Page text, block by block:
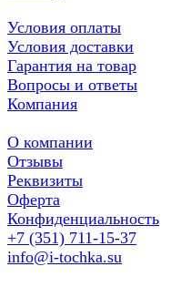
Условия оплаты
Условия доставки
Гарантия на товар
Вопросы и ответы
Компания
О компании
Отзывы
Реквизиты
Оферта
Конфиденциальность
+7 (351) 711-15-37
info@i-tochka.su